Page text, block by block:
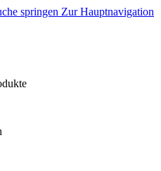
springen Zur Hauptnavigation